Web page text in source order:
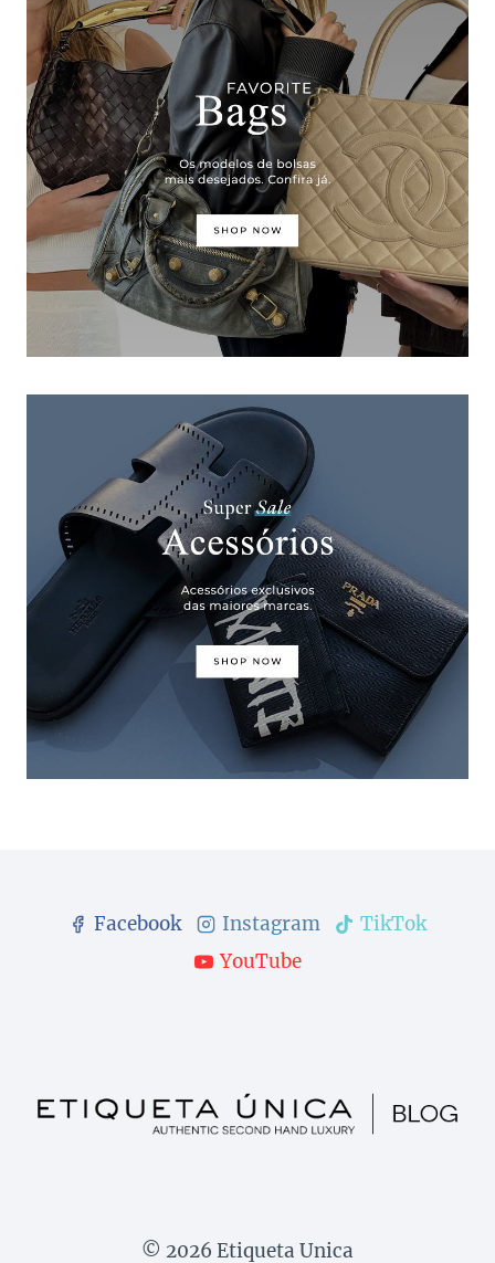
Facebook Instagram
TikTok
YouTube
© 2026 Etiqueta Unica